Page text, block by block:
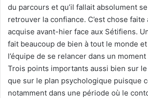
du parcours et qu’il fallait absolument
retrouver la confiance. C’est chose
acquise avant-hier face aux Sétifiens.
fait beaucoup de bien à tout le monde
l’équipe de se relancer dans un
Trois points importants aussi bien sur
que sur le plan psychologique puisque
notamment dans une période où le